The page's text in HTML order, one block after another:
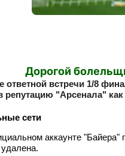
Дорогой
ответной встречи 1/8
репутацию "Арсенала" как
сети
аккаунте "Байера"